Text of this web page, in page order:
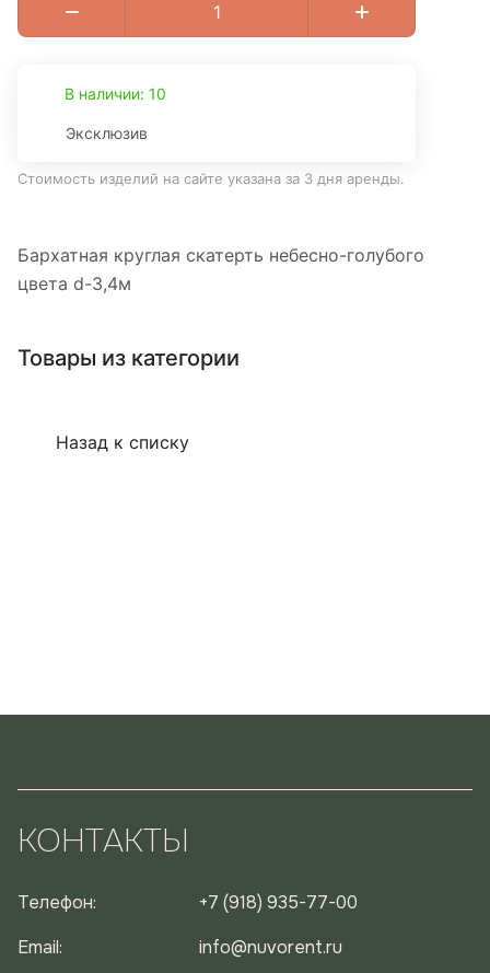
В наличии: 10
Эксклюзив
Стоимость изделий на сайте указана за 3 дня аренды.
Бархатная круглая скатерть небесно-голубого
цвета d-3,4м
Товары из категории
Назад к списку
КОНТАКТЫ
Телефон:
+7 (918) 935-77-00
Email:
info@nuvorent.ru